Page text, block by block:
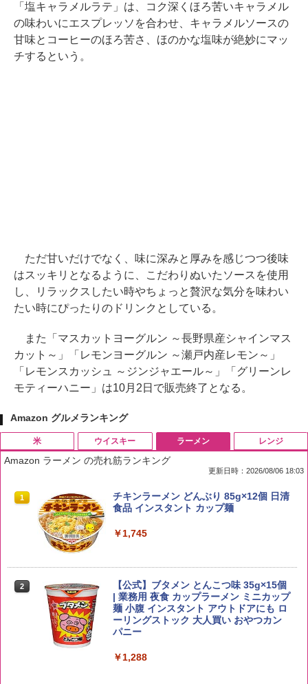
「塩キャラメルラテ」は、コク深くほろ苦いキャラメル
の味わいにエスプレッソを合わせ、キャラメルソースの
甘味とコーヒーのほろ苦さ、ほのかな塩味が絶妙にマッ
チするという。
ただ甘いだけでなく、味に深みと厚みを感じつつ後味
はスッキリとなるように、こだわりぬいたソースを使用
し、リラックスしたい時やちょっと贅沢な気分を味わい
たい時にぴったりのドリンクとしている。
また「マスカットヨーグルン ～長野県産シャインマス
カット～」「レモンヨーグルン ～瀬戸内産レモン～」
「レモンスカッシュ ～ジンジャエール～」「グリーンレ
モティーハニー」は10月2日で販売終了となる。
Amazon グルメランキング
米
1 by Amazon 国産ブレンド米 精米 5kg
2
野沢農産 無洗米 青い流るる コシヒカリ
5kg 長野県産 令和7年産
￥3,325
ウイスキー
1
ブラックニッカ ニッカ Nikka ウィスキ
ー4000ml ブラックニッカクリア ウヰス
お得 4リットル
角瓶 2700ml サントリー ウイスキー ハ
イボール 大容量
ラーメン
Amazon ラーメン の売れ筋ランキング
更新日時：2026/08/06 18:03
1
チキンラーメン どんぶり 85g×12個 日清
食品 インスタント カップ麺
￥1,745
2
【公式】ブタメン とんこつ味 35g×15個
| 業務用 夜食 カップラーメン ミニカップ
麺 小腹 インスタント アウトドアにも ロ
ーリングストック 大人買い おやつカン
パニー
￥1,288
レンジ